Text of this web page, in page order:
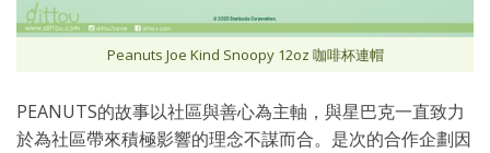
Peanuts Joe Kind Snoopy 12oz 咖啡杯連帽
PEANUTS的故事以社區與善心為主軸，與星巴克一直致力
於為社區帶來積極影響的理念不謀而合。是次的合作企劃因